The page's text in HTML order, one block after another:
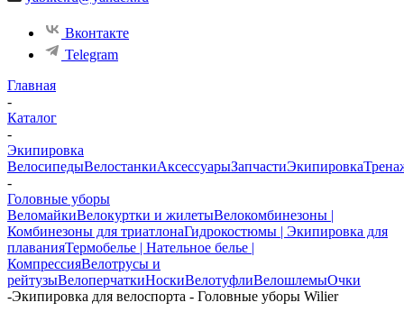
Вконтакте
Telegram
Главная
-
Каталог
-
Экипировка
ВелосипедыВелостанкиАксессуарыЗапчастиЭкипировка
-
Головные уборы
ВеломайкиВелокуртки и жилетыВелокомбинезоны |
Комбинезоны для триатлонаГидрокостюмы | Экипировка для
плаванияТермобелье | Нательное белье |
КомпрессияВелотрусы и
рейтузыВелоперчаткиНоскиВелотуфлиВелошлемыОчки
-Экипировка для велоспорта - Головные уборы Wilier